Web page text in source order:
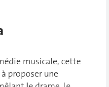
musicale, cette
proposer une